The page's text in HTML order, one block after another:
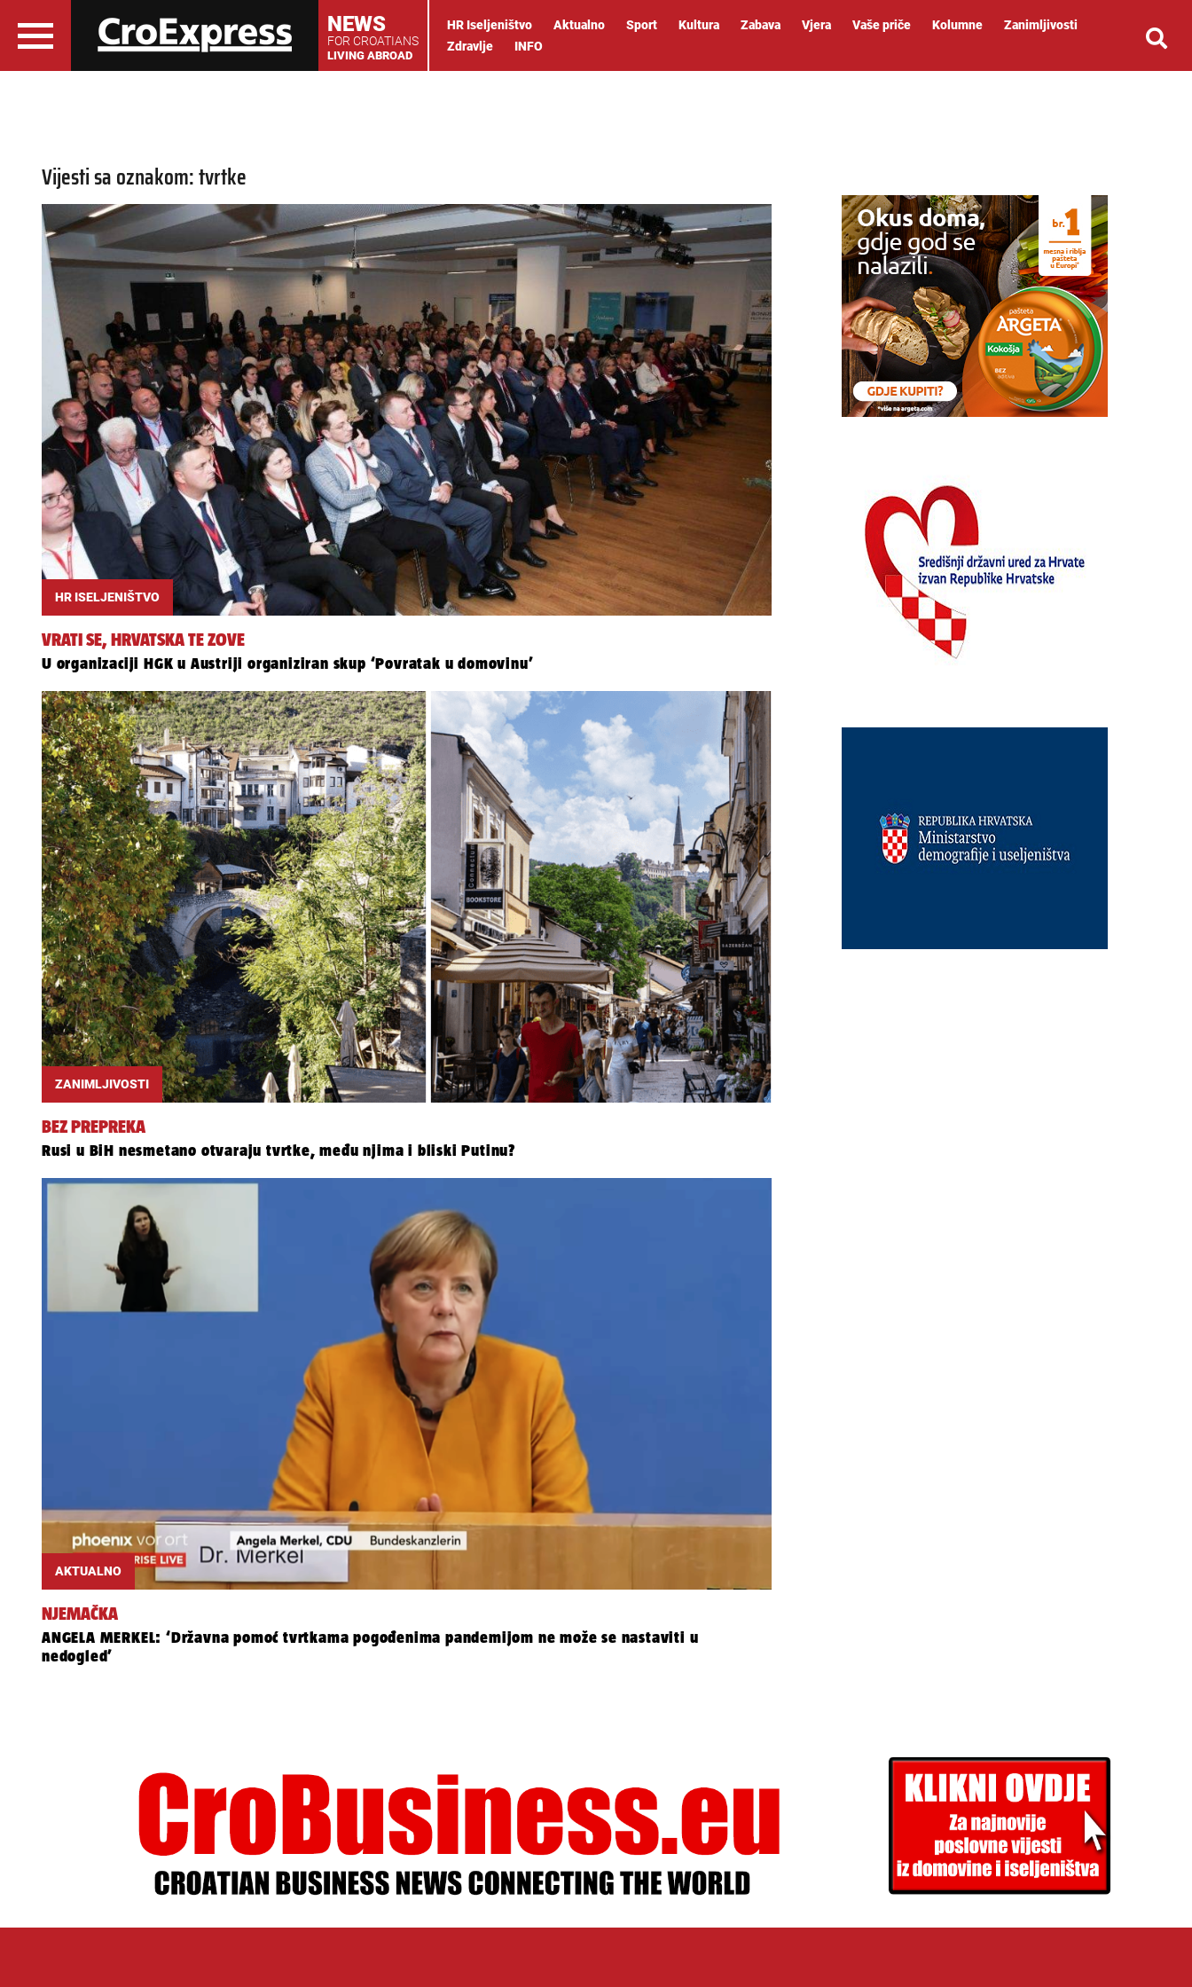
NEWS
FOR CROATIANS
LIVING ABROAD
HR Iseljeništvo Aktualno Sport Kultura Zabava Vjera Vaše priče Kolumne
Zanimljivosti
Zdravlje
INFO
Vijesti sa oznakom: tvrtke
HR ISELJENIŠTVO
VRATI SE, HRVATSKA TE ZOVE
U organizaciji HGK u Austriji organiziran skup ‘Povratak u domovinu’
ZANIMLJIVOSTI
BEZ PREPREKA
Rusi u BiH nesmetano otvaraju tvrtke, među njima i bliski Putinu?
AKTUALNO
NJEMAČKA
ANGELA MERKEL: ‘Državna pomoć tvrtkama pogođenima pandemijom ne može se nastaviti u
nedogled’